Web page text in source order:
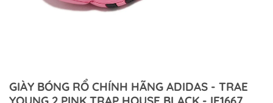
GIÀY BÓNG RỔ CHÍNH HÃNG ADIDAS - TRAE